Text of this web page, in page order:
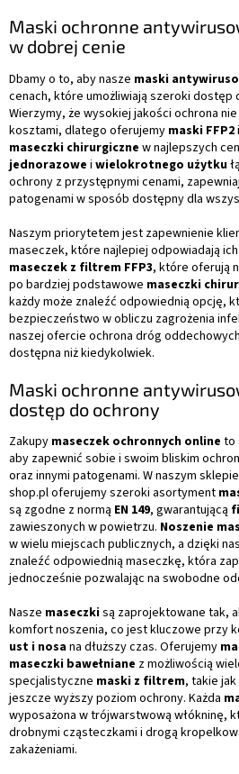
Maski ochronne
w dobrej cenie
Dbamy o to, aby nasze maski
cenach, które umożliwiają szeroki dostęp
Wierzymy, że wysokiej jakości ochrona
kosztami, dlatego oferujemy maski FFP2i
maseczki chirurgiczne w najlepszych
jednorazowe i wielokrotnego użytku
ochrony z przystępnymi cenami,
patogenami w sposób dostępny dla
Naszym priorytetem jest zapewnienie
maseczek, które najlepiej odpowiadają
maseczek z filtrem FFP3, które oferują
po bardziej podstawowe maseczki
każdy może znaleźć odpowiednią opcję,
bezpieczeństwo w obliczu zagrożenia
naszej ofercie ochrona dróg
dostępna niż kiedykolwiek.
Maski ochronne
dostęp do ochrony
Zakupy maseczek ochronnych online to
aby zapewnić sobie i swoim bliskim
oraz innymi patogenami. W naszym
shop.pl oferujemy szeroki asortyment
są zgodne z normą EN 149, gwarantującą
zawieszonych w powietrzu. Noszenie
w wielu miejscach publicznych, a dzięki
znaleźć odpowiednią maseczkę, która
jednocześnie pozwalając na swobodne
Nasze maseczkisą zaprojektowane tak,
komfort noszenia, co jest kluczowe przy
ust i nosana dłuższy czas. Oferujemy
maseczki bawełniane z możliwością
specjalistyczne maski z filtrem, takie jak
jeszcze wyższy poziom ochrony. Każda
wyposażona w trójwarstwową włókninę,
drobnymi cząsteczkami i drogą
zakażeniami.